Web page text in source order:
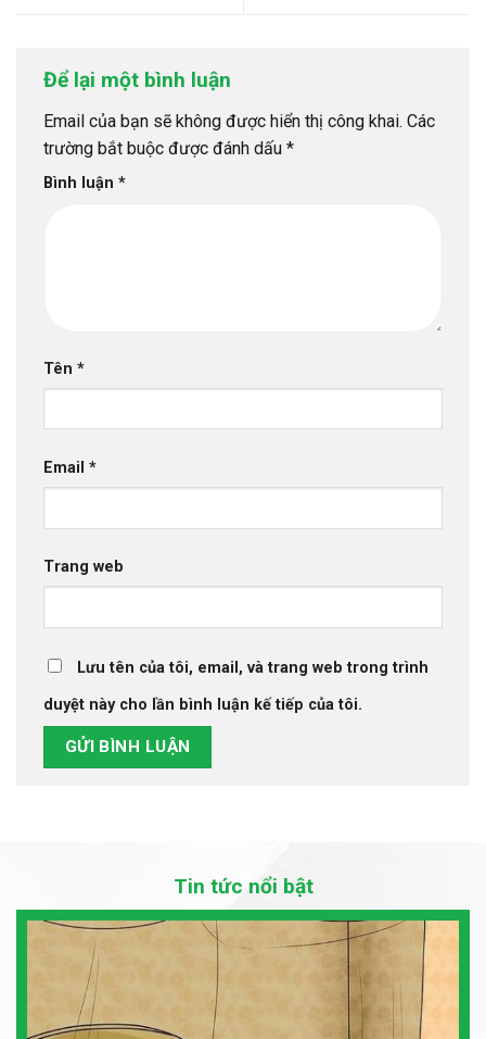
Để lại một bình luận
Email của bạn sẽ không được hiển thị công khai. Các
trường bắt buộc được đánh dấu *
Bình luận *
Tên *
Email *
Trang web
Lưu tên của tôi, email, và trang web trong trình
duyệt này cho lần bình luận kế tiếp của tôi.
Tin tức nổi bật